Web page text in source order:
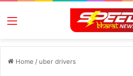
Menu
Home / uber drivers